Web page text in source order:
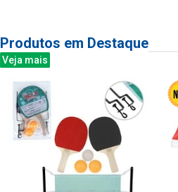
Produtos em Destaque
Veja mais